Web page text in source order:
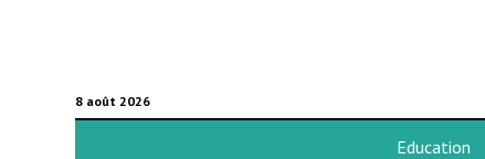
8 août 2026
Education